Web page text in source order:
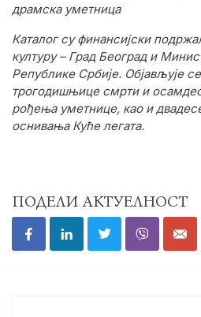
драмска уметница
Каталог су финансијски
културу – Град Београд и
Републике Србије. Објављује
трогодишњице смрти и
рођења уметнице, као и
оснивања Куће легата.
ПОДЕЛИ АКТУЕЛНОСТ